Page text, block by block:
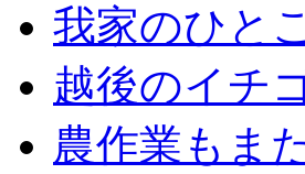
我家のひと
越後のイチ
農作業もま